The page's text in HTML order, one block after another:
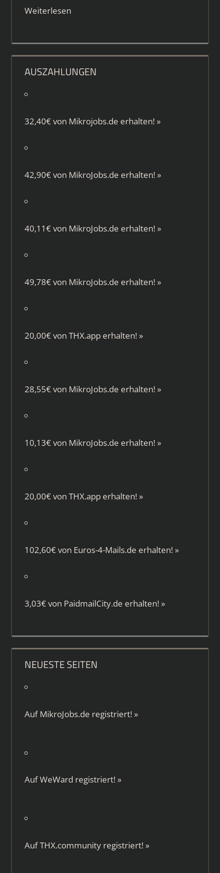
Weiterlesen
AUSZAHLUNGEN
32,40€ von Mikrojobs.de erhalten! »
42,90€ von MikroJobs.de erhalten! »
40,11€ von MikroJobs.de erhalten! »
49,78€ von MikroJobs.de erhalten! »
20,00€ von THX.apperhalten! »
28,55€ von MikroJobs.de erhalten! »
10,13€ von MikroJobs.de erhalten! »
20,00€ von THX.apperhalten! »
102,60€ von Euros-4-Mails.de erhalten! »
3,03€ von PaidmailCity.de erhalten! »
NEUESTE SEITEN
AufMikroJobs.de registriert! »
AufWeWard registriert! »
AufTHX.communityregistriert! »